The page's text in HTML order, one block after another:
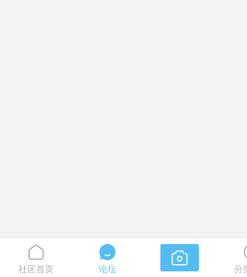

社区首页

论坛

分